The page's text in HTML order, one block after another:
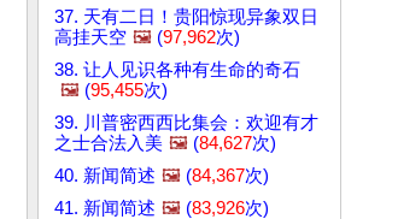
37. 天有二日！贵阳惊现异象双日
高挂天空 🖼️ (97,962次)
38. 让人见识各种有生命的奇石
🖼️ (95,455次)
39. 川普密西西比集会：欢迎有才
之士合法入美 🖼️ (84,627次)
40. 新闻简述 🖼️ (84,367次)
41. 新闻简述 🖼️ (83,926次)